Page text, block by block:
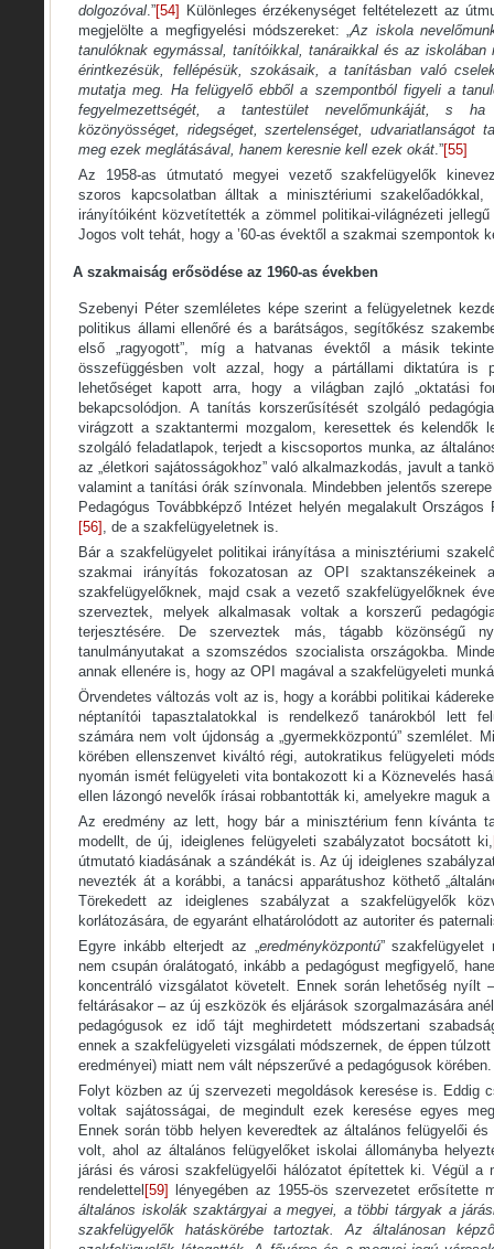
dolgozóval .”[54] Különleges érzékenységet feltételezett az
megjelölte a megfigyelési módszereket: „Az iskola
tanulóknak egymással, tanítóikkal, tanáraikkal és az iskolában
érintkezésük, fellépésük, szokásaik, a tanításban való
mutatja meg. Ha felügyelő ebből a szempontból figyeli a
fegyelmezettségét, a tantestület nevelőmunkáját, s ha
közönyösséget, ridegséget, szertelenséget, udvariatlanságot
meg ezek meglátásával, hanem keresnie kell ezek okát .”[55]
Az 1958-as útmutató megyei vezető szakfelügyelők
szoros kapcsolatban álltak a minisztériumi
irányítóiként közvetítették a zömmel politikai-világnézeti jellegű
Jogos volt tehát, hogy a ’60-as évektől a szakmai szempontok
A szakmaiság erősödése az 1960-as években
Szebenyi Péter szemléletes képe szerint a felügyeletnek
politikus állami ellenőré és a barátságos, segítőkész
első „ragyogott”, míg a hatvanas évektől a másik
összefüggésben volt azzal, hogy a pártállami diktatúra is
lehetőséget kapott arra, hogy a világban zajló „oktatási
bekapcsolódjon. A tanítás korszerűsítését szolgáló
virágzott a szaktantermi mozgalom, keresettek és kelendők
szolgáló feladatlapok, terjedt a kiscsoportos munka, az
az „életkori sajátosságokhoz” való alkalmazkodás, javult a
valamint a tanítási órák színvonala. Mindebben jelentős
Pedagógus Továbbképző Intézet helyén megalakult Országos
[56] , de a szakfelügyeletnek is.
Bár a szakfelügyelet politikai irányítása a minisztériumi
szakmai irányítás fokozatosan az OPI szaktanszékeinek
szakfelügyelőknek, majd csak a vezető szakfelügyelőknek
szerveztek, melyek alkalmasak voltak a korszerű
terjesztésére. De szerveztek más, tágabb közönségű
tanulmányutakat a szomszédos szocialista országokba.
annak ellenére is, hogy az OPI magával a szakfelügyeleti
Örvendetes változás volt az is, hogy a korábbi politikai
néptanítói tapasztalatokkal is rendelkező tanárokból lett
számára nem volt újdonság a „gyermekközpontú” szemlélet.
körében ellenszenvet kiváltó régi, autokratikus felügyeleti
nyomán ismét felügyeleti vita bontakozott ki a Köznevelés
ellen lázongó nevelők írásai robbantották ki, amelyekre maguk
Az eredmény az lett, hogy bár a minisztérium fenn kívánta
modellt, de új, ideiglenes felügyeleti szabályzatot bocsátott ki,
útmutató kiadásának a szándékát is. Az új ideiglenes
nevezték át a korábbi, a tanácsi apparátushoz köthető
Törekedett az ideiglenes szabályzat a szakfelügyelők
korlátozására, de egyaránt elhatárolódott az autoriter és
Egyre inkább elterjedt az „eredményközpontú” szakfelügyelet
nem csupán óralátogató, inkább a pedagógust megfigyelő,
koncentráló vizsgálatot követelt. Ennek során lehetőség nyílt
feltárásakor – az új eszközök és eljárások szorgalmazására
pedagógusok ez idő tájt meghirdetett módszertani
ennek a szakfelügyeleti vizsgálati módszernek, de éppen
eredményei) miatt nem vált népszerűvé a pedagógusok körében.
Folyt közben az új szervezeti megoldások keresése is. Eddig
voltak sajátosságai, de megindult ezek keresése egyes
Ennek során több helyen keveredtek az általános felügyelői
volt, ahol az általános felügyelőket iskolai állományba
járási és városi szakfelügyelői hálózatot építettek ki. Végül a
rendelettel [59]
lényegében az 1955-ös szervezetet erősítette
általános iskolák szaktárgyai a megyei, a többi tárgyak a
szakfelügyelők hatáskörébe tartoztak. Az általánosan